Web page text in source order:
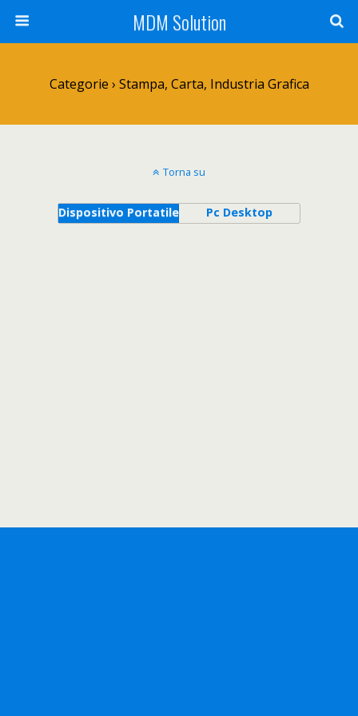
MDM Solution
Categorie › Stampa, Carta, Industria Grafica
Torna su
Dispositivo Portatile Pc Desktop